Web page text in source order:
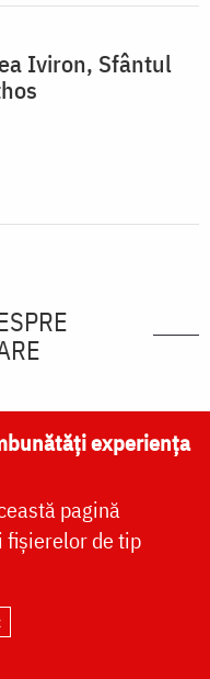
Iviron, Sfântul
»
experiența
pagină
de tip